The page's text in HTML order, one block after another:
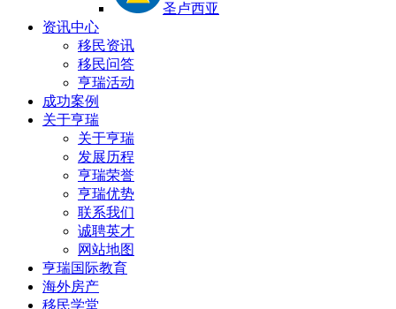
圣卢西亚
资讯中心
移民资讯
移民问答
亨瑞活动
成功案例
关于亨瑞
关于亨瑞
发展历程
亨瑞荣誉
亨瑞优势
联系我们
诚聘英才
网站地图
亨瑞国际教育
海外房产
移民学堂